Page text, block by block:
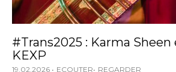
#Trans2025 : Karma Sheen
KEXP
19.02.2026 ECOUTER REGARDER